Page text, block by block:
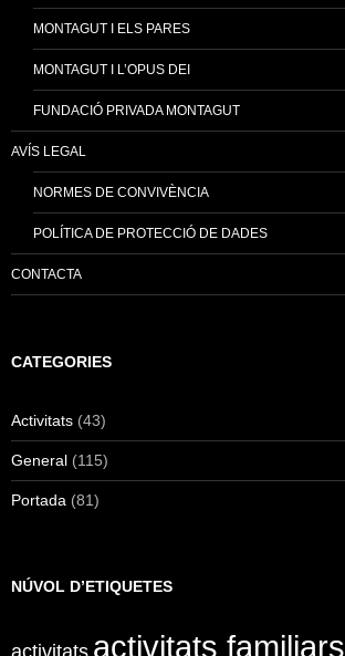
MONTAGUT I ELS PARES
MONTAGUT I L’OPUS DEI
FUNDACIÓ PRIVADA MONTAGUT
AVÍS LEGAL
NORMES DE CONVIVÈNCIA
POLÍTICA DE PROTECCIÓ DE DADES
CONTACTA
CATEGORIES
Activitats (43)
General (115)
Portada (81)
NÚVOL D’ETIQUETES
activitats activitats familiars